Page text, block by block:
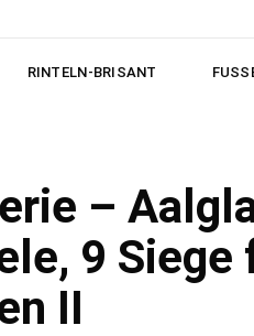
RINTELN-BRISANT
–
9 Siege
II